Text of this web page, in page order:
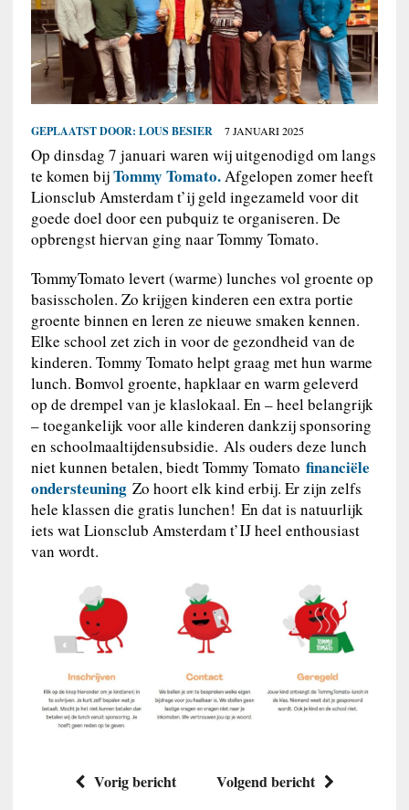
GEPLAATST DOOR: LOUS BESIER 7 JANUARI 2025
Op dinsdag 7 januari waren wij uitgenodigd om langs
te komen bijTommy Tomato.Afgelopen zomer heeft
Lionsclub Amsterdam t’ij geld ingezameld voor dit
goede doel door een pubquiz te organiseren. De
opbrengst hiervan ging naar Tommy Tomato.
TommyTomato levert (warme) lunches vol groente op
basisscholen. Zo krijgen kinderen een extra portie
groente binnen en leren ze nieuwe smaken kennen.
Elke school zet zich in voor de gezondheid van de
kinderen. Tommy Tomato helpt graag met hun warme
lunch. Bomvol groente, hapklaar en warm geleverd
op de drempel van je klaslokaal. En – heel belangrijk
– toegankelijk voor alle kinderen dankzij sponsoring
en schoolmaaltijdensubsidie. Als ouders deze lunch
niet kunnen betalen, biedt Tommy Tomato financiële
ondersteuningZo hoort elk kind erbij. Er zijn zelfs
hele klassen die gratis lunchen! En dat is natuurlijk
iets wat Lionsclub Amsterdam t’IJ heel enthousiast
van wordt.
Vorig bericht Volgend bericht